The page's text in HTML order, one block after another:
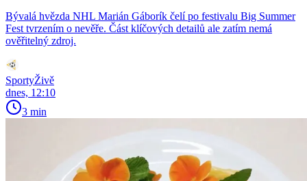
Bývalá hvězda NHL Marián Gáborík čelí po festivalu Big Summer
Fest tvrzením o nevěře. Část klíčových detailů ale zatím nemá
ověřitelný zdroj.
SportyŽivě
dnes, 12:10
3 min